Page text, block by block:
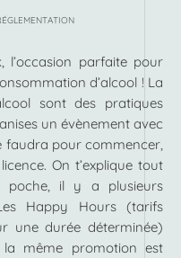
l’occasion parfaite pour
d’alcool ! La
sont des pratiques
un évènement avec
faudra pour commencer,
On t’explique tout
poche, il y a plusieurs
Happy Hours (tarifs
une durée déterminée)
même promotion est